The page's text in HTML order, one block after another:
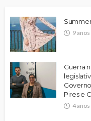
9
Guerra
Pires e
4